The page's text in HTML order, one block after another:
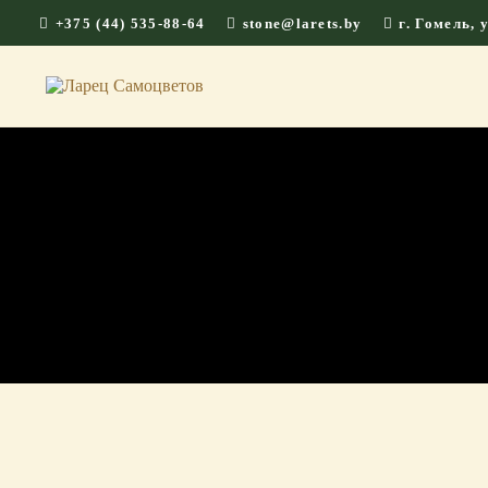
+375 (44) 535-88-64 stone@larets.by г. Гомель,